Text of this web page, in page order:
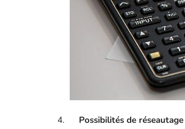
4. Possibilités de réseautage